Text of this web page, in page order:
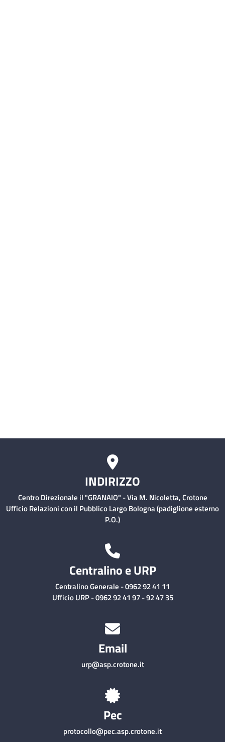
INDIRIZZO
Centro Direzionale il "GRANAIO" - Via M. Nicoletta, Crotone
Ufficio Relazioni con il Pubblico Largo Bologna (padiglione esterno
P.O.)
Centralino e URP
Centralino Generale - 0962 92 41 11
Ufficio URP - 0962 92 41 97 - 92 47 35
Email
urp@asp.crotone.it
Pec
protocollo@pec.asp.crotone.it